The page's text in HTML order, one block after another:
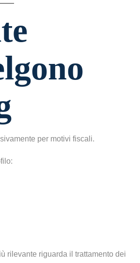
per motivi fiscali.
rilevante riguarda il trattamento dei